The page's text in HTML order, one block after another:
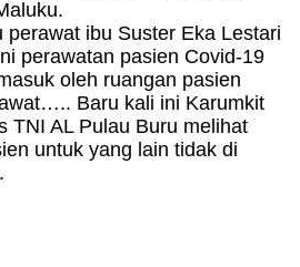
perawat ibu Suster Eka Lestari
perawatan pasien Covid-19
oleh ruangan pasien
Baru kali ini Karumkit
TNI AL Pulau Buru melihat
untuk yang lain tidak di